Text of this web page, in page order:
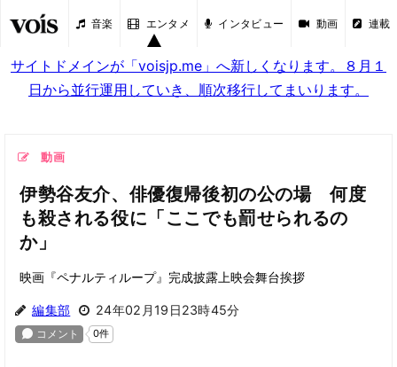
音楽 エンタメ インタビュー 動画 連載
サイトドメインが「voisjp.me」へ新しくなります。８月１
日から並行運用していき、順次移行してまいります。
動画
伊勢谷友介、俳優復帰後初の公の場 何度
も殺される役に「ここでも罰せられるの
か」
映画『ペナルティループ』完成披露上映会舞台挨拶
編集部 24年02月19日23時45分